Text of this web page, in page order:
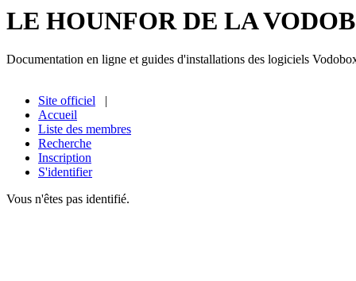
LE HOUNFOR DE LA
Documentation en ligne et guides d'installations des logiciels
Site officiel |
Accueil
Liste des membres
Recherche
Inscription
S'identifier
Vous n'êtes pas identifié.